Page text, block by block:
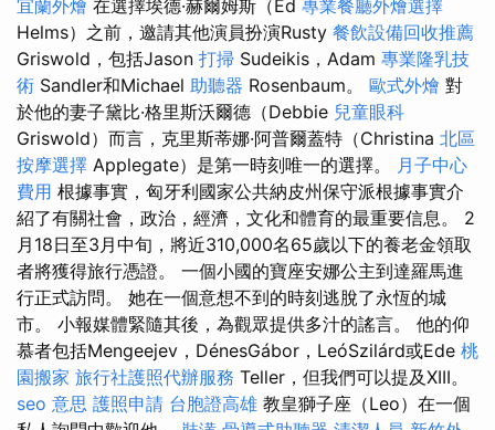
宜蘭外燴 在選擇埃德·赫爾姆斯（Ed 專業餐廳外燴選擇
Helms）之前，邀請其他演員扮演Rusty 餐飲設備回收推薦
Griswold，包括Jason 打掃 Sudeikis，Adam 專業隆乳技
術 Sandler和Michael 助聽器 Rosenbaum。 歐式外燴 對
於他的妻子黛比·格里斯沃爾德（Debbie 兒童眼科
Griswold）而言，克里斯蒂娜·阿普爾蓋特（Christina 北區
按摩選擇 Applegate）是第一時刻唯一的選擇。 月子中心
費用 根據事實，匈牙利國家公共納皮州保守派根據事實介
紹了有關社會，政治，經濟，文化和體育的最重要信息。 2
月18日至3月中旬，將近310,000名65歲以下的養老金領取
者將獲得旅行憑證。 一個小國的寶座安娜公主到達羅馬進
行正式訪問。 她在一個意想不到的時刻逃脫了永恆的城
市。 小報媒體緊隨其後，為觀眾提供多汁的謠言。 他的仰
慕者包括Mengeejev，DénesGábor，LeóSzilárd或Ede 桃
園搬家 旅行社護照代辦服務 Teller，但我們可以提及XIII。
seo 意思 護照申請 台胞證高雄 教皇獅子座（Leo）在一個